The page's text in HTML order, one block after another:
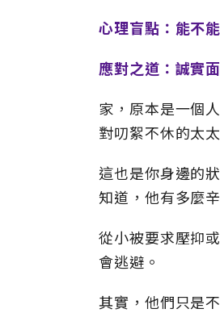
心理盲點：能不
應對之道：誠實
家，原本是一個
對叨絮不休的太
這也是你身邊的
知道，他有多麼
從小被要求壓抑
會逃避。
其實，他們只是